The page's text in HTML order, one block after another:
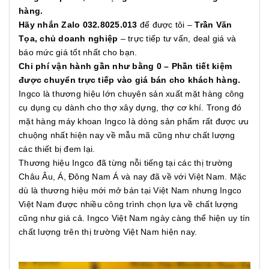
hàng.
Hãy nhắn Zalo 032.8025.013 để được tôi –Trần Văn
Tọa, chủ doanh nghiệp – trực tiếp tư vấn, deal giá và
báo mức giá tốt nhất cho bạn.
Chi phí vận hành gần như bằng 0 – Phần tiết kiệm
được chuyển trực tiếp vào giá bán cho khách hàng.
Ingco là thương hiệu lớn chuyên sản xuất mặt hàng công
cụ dụng cụ dành cho thợ xây dựng, thợ cơ khí. Trong đó
mặt hàng máy khoan Ingco là dòng sản phẩm rất được ưu
chuộng nhất hiện nay về mẫu mã cũng như chất lượng
các thiết bị đem lại.
Thương hiệu Ingco đã từng nỗi tiếng tại các thị trường
Châu Âu, Á, Đông Nam Á và nay đã về với Việt Nam. Mặc
dù là thương hiệu mới mở bán tại Việt Nam nhưng Ingco
Việt Nam được nhiều công trình chọn lựa về chất lượng
cũng như giá cả. Ingco Việt Nam ngày càng thể hiện uy tín
chất lượng trên thị trường Việt Nam hiện nay.